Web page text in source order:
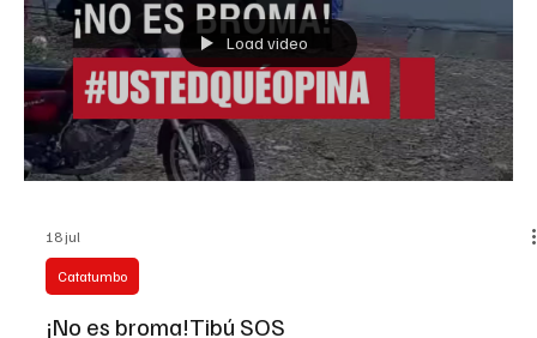
Una nueva ola de violencia sacude el nororiente del país. En Tibú,
al menos 20 núcleos familiares abandonaron la vereda Kilómetro
25 por los enfrentamientos entre las disidencias del Frente 33 de
las FARC y el ELN, mientras en zona rural de Ocaña un soldado
resultó herido durante combates contra esta última organización.
Según autoridades departamentales, en sectores como Tres
Bocas, Campo Dos y Kilómetro 25 se han reportado drones